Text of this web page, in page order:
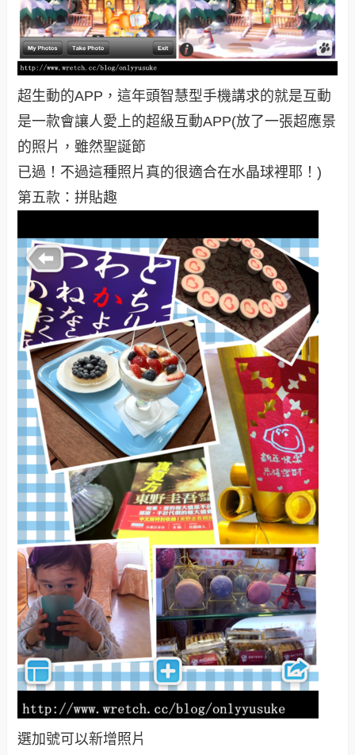
超生動的APP，這年頭智慧型手機講求的就是互動
是一款會讓人愛上的超級互動APP(放了一張超應景
的照片，雖然聖誕節
已過！不過這種照片真的很適合在水晶球裡耶！)
第五款：拼貼趣
選加號可以新增照片